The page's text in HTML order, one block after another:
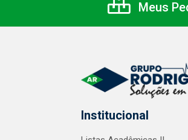
Meus
Institucional